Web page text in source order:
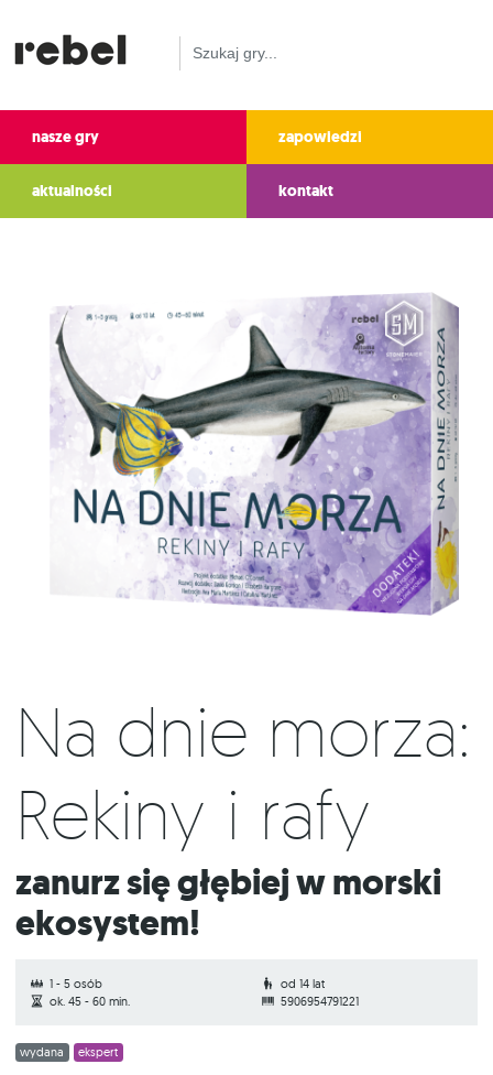
nasze gry zapowiedzi
aktualności kontakt
Na dnie morza:
Rekiny i rafy
Zanurz się głębiej w morski
ekosystem!
1 - 5 osób
od 14 lat
ok. 45 - 60 min.
5906954791221
wydana ekspert